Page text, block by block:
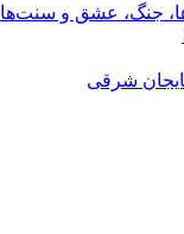
جنگ، عشق و سنت‌ها
شرقی